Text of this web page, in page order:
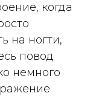
когда
на ногти,
повод
немного